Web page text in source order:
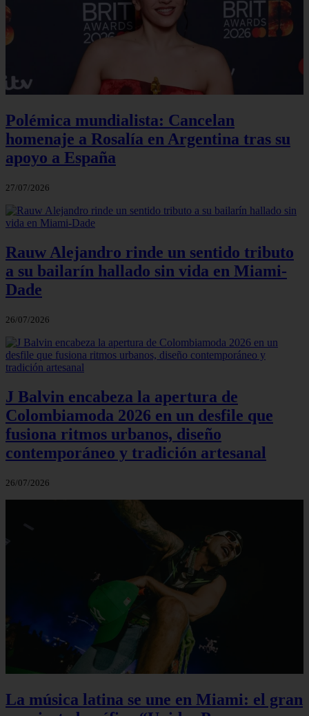
Polémica mundialista: Cancelan
homenaje a Rosalía en Argentina tras su
apoyo a España
27/07/2026
Rauw Alejandro rinde un sentido tributo
a su bailarín hallado sin vida en Miami-
Dade
26/07/2026
J Balvin encabeza la apertura de
Colombiamoda 2026 en un desfile que
fusiona ritmos urbanos, diseño
contemporáneo y tradición artesanal
26/07/2026
La música latina se une en Miami: el gran